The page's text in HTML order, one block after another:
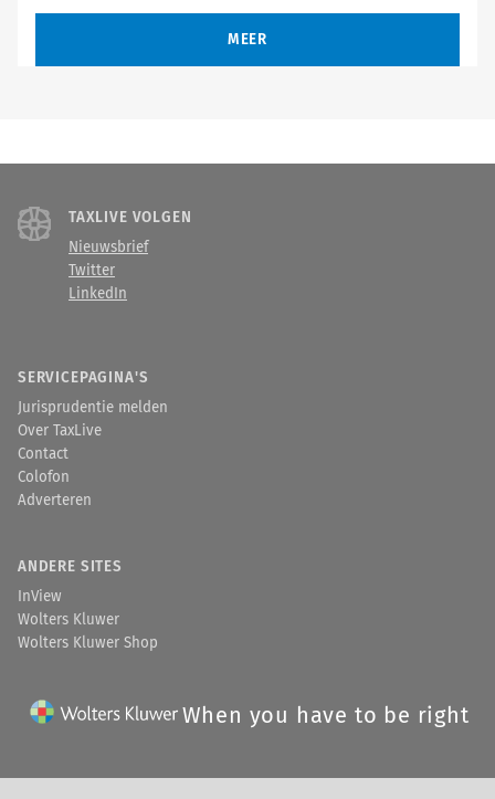
MEER
TAXLIVE VOLGEN
Nieuwsbrief
Twitter
LinkedIn
SERVICEPAGINA'S
Jurisprudentie melden
Over TaxLive
Contact
Colofon
Adverteren
ANDERE SITES
InView
Wolters Kluwer
Wolters Kluwer Shop
When you have to be right